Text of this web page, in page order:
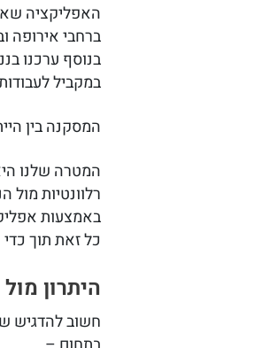
האפליקציה
ברחבי אירופה
בנוסף ערכנו
במקביל
המסקנה בין
המטרה שלנו
רלוונטיות
באמצעות
כל זאת תוך
היתרון